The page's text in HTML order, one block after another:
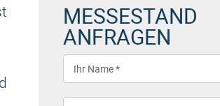
MESSESTAND
ANFRAGEN